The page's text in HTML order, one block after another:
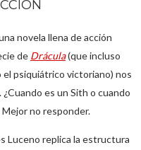
novela llena de acción
de Drácula(que incluso
el psiquiátrico victoriano) nos
es un Sith o cuando
no responder.
Luceno replica la estructura